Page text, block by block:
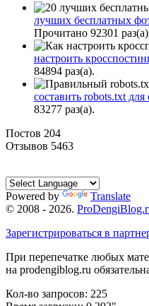
лучших бесплатных
Прочитано 92301
настроить
84894 раз(a).
составить robots.txt
83277 раз(a).
Постов 204
Отзывов 5463
Powered by
Translate
© 2008 - 2026.
Зарегистрироваться в
При перепечатке любых
на prodengiblog.ru
Кол-во запросов: 225